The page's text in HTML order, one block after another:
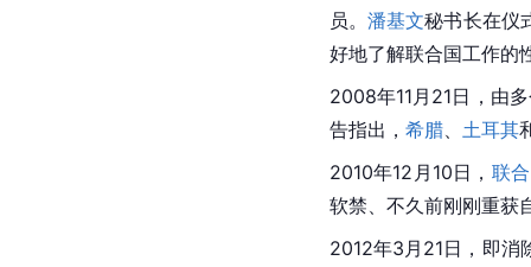
员。潘基文秘书长在仪
好地了解联合国工作的
2008年11月21日，由
告指出， 希腊 土耳其
2010年12月10日， 联
软禁、不久前刚刚重获
2012年3月21日，即消